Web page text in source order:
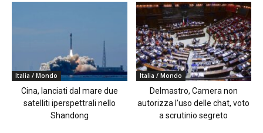
Italia / Mondo
Cina, lanciati dal mare due
satelliti iperspettrali nello
Shandong
Italia / Mondo
Delmastro, Camera non
autorizza l’uso delle chat, voto
a scrutinio segreto